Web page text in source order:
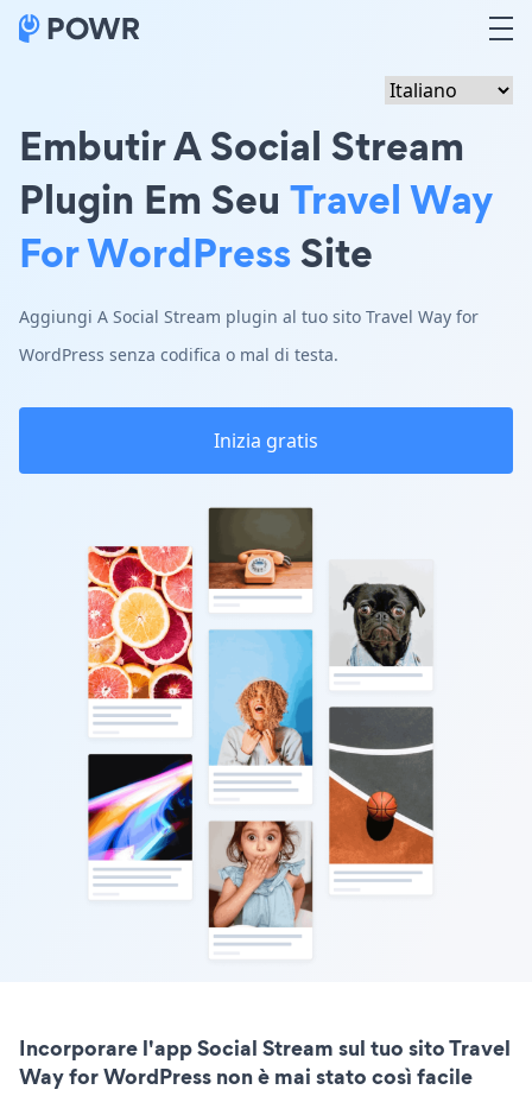
Embutir A Social Stream
Plugin Em Seu Travel Way
For WordPressSite
Aggiungi A Social Stream plugin al tuo sito Travel Way for
WordPress senza codifica o mal di testa.
Inizia gratis
Incorporare l'app Social Stream sul tuo sito Travel
Way for WordPress non è mai stato così facile